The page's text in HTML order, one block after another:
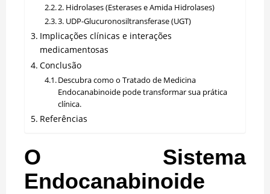
2. Hidrolases (Esterases e Amida Hidrolases)
3. UDP-Glucuronosiltransferase (UGT)
Implicações clínicas e interações
medicamentosas
Conclusão
Descubra como o Tratado de Medicina
Endocanabinoide pode transformar sua prática
clínica.
Referências
O Sistema
Endocanabinoide